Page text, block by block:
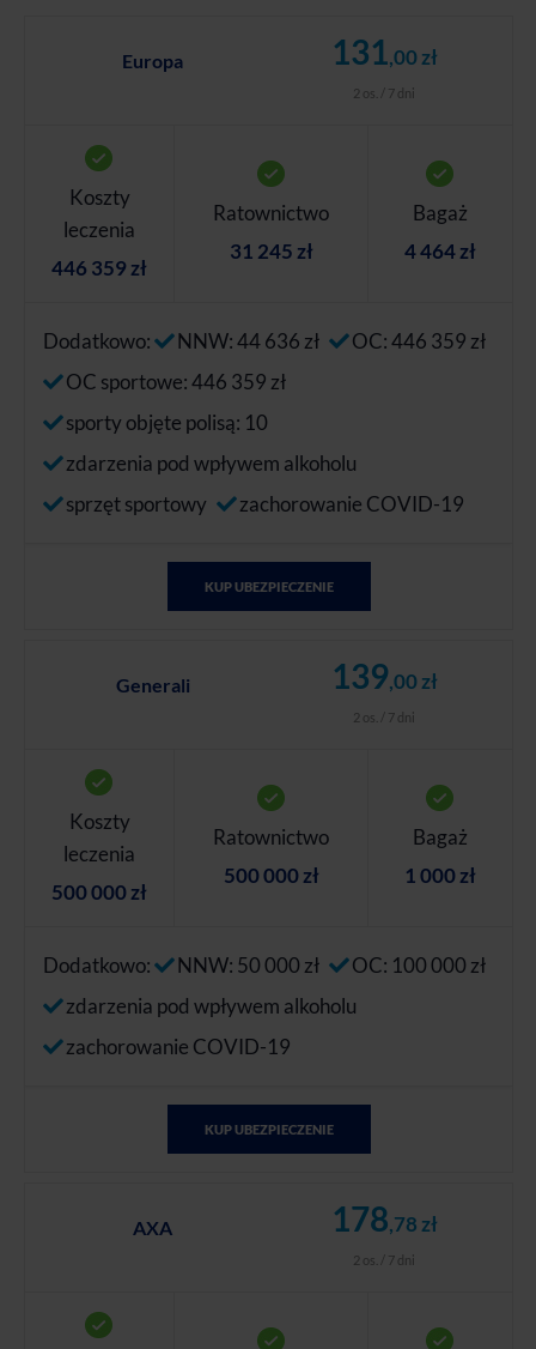
Europa 131,00 zł
2 os. / 7 dni
Koszty
leczenia
446 359 zł
Ratownictwo
31 245 zł
Bagaż
4 464 zł
Dodatkowo: NNW: 44 636 zł
OC: 446 359 zł
OC sportowe: 446 359 zł
sporty objęte polisą: 10
zdarzenia pod wpływem alkoholu
sprzęt sportowy
zachorowanie COVID-19
KUP UBEZPIECZENIE
Generali 139,00 zł
2 os. / 7 dni
Koszty
leczenia
500 000 zł
Ratownictwo
500 000 zł
Bagaż
1 000 zł
Dodatkowo: NNW: 50 000 zł
OC: 100 000 zł
zdarzenia pod wpływem alkoholu
zachorowanie COVID-19
KUP UBEZPIECZENIE
AXA 178,78 zł
2 os. / 7 dni